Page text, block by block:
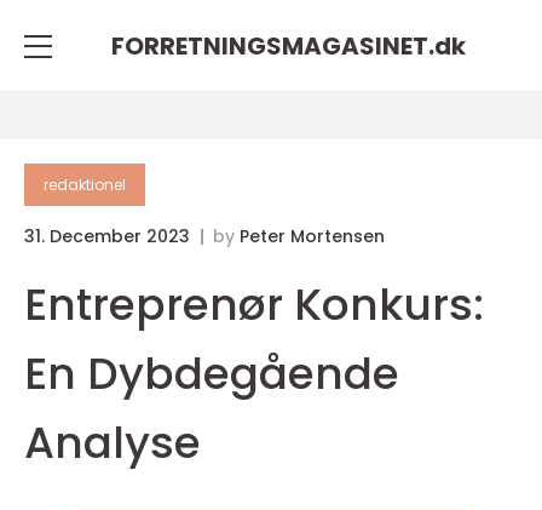
FORRETNINGSMAGASINET.dk
redaktionel
31. December 2023 by Peter Mortensen
Entreprenør Konkurs:
En Dybdegående
Analyse